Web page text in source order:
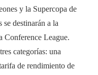
y la Supercopa de
destinarán a la
Conference League.
categorías: una
de rendimiento de